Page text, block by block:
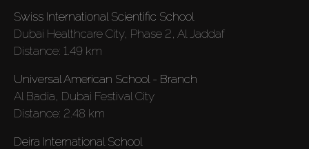
Acheter
Louer
Vendre
Hors Plan
Swiss International Scientific School
Dubai Healthcare City, Phase 2, Al Jaddaf
Distance: 1.49 km
Universal American School - Branch
Al Badia, Dubai Festival City
Distance: 2.48 km
Deira International School